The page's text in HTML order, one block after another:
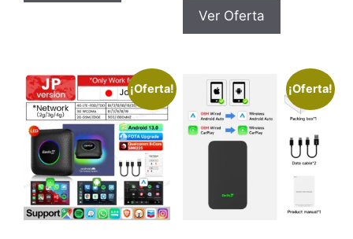
55.66€.28.39€.
original
era:
303.33€.
actual
151.69€.
Ver Oferta
¡Oferta! ¡Oferta!